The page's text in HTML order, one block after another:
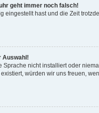
geht immer noch falsch!
eingestellt hast und die Zeit
Auswahl!
nicht installiert oder
würden wir uns freuen,